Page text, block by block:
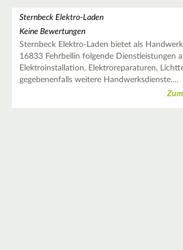
Sternbeck Elektro-Laden
Keine Bewertungen
Sternbeck Elektro-Laden bietet als
16833 Fehrbellin folgende Dienstleistungen
Elektroinstallation, Elektroreparaturen,
gegebenenfalls weitere Handwerksdienste.…